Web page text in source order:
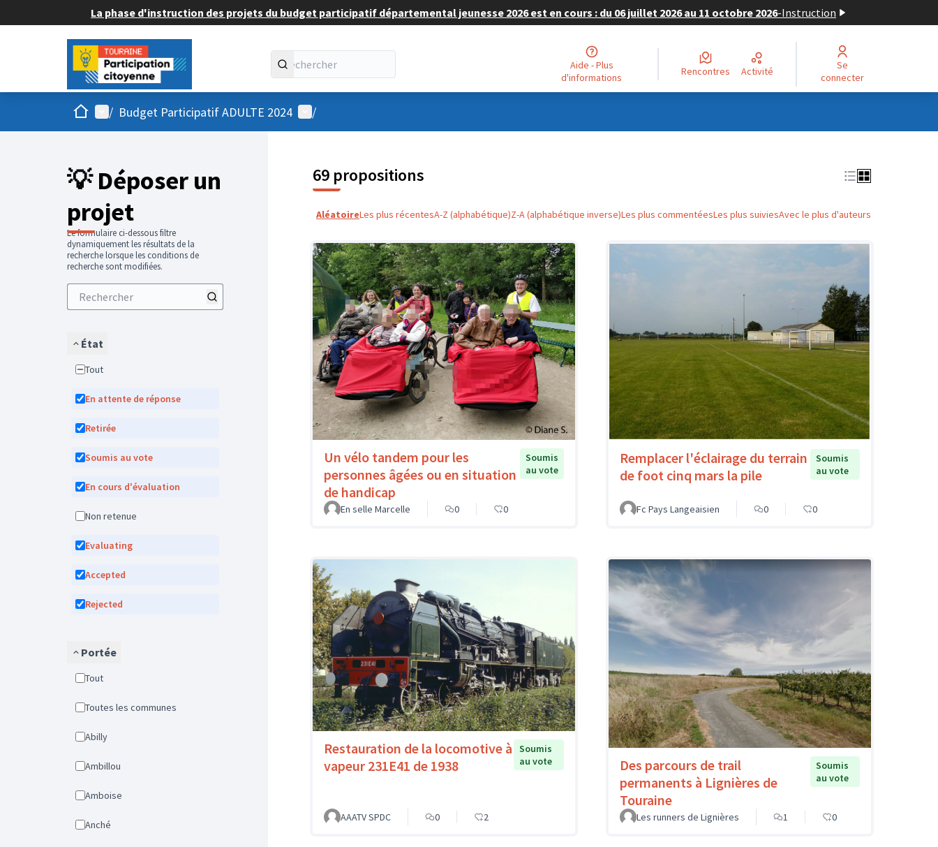
La phase d'instruction des projets du budget participatif départemental jeunesse 2026 est en cours : du 06 juillet 2026 au 11 octobre 2026-Instruction
Aide - Plus
d'informations
Rencontres Activité
Se
connecter
AccueilMenu principal
/ Budget Participatif ADULTE 2024 Menu utilisateur
/
💡 Déposer un
projet
Le formulaire ci-dessous filtre
dynamiquement les résultats de la
recherche lorsque les conditions de
recherche sont modifiées.
État
Tout
En attente de réponse
Retirée
Soumis au vote
En cours d'évaluation
Non retenue
Evaluating
Accepted
Rejected
Portée
Tout
Toutes les communes
Abilly
Ambillou
Amboise
Anché
69 propositions
AléatoireLes plus récentesA-Z (alphabétique)Z-A (alphabétique inverse)Les plus commentéesLes plus suiviesAvec le plus d'auteurs
Un vélo tandem pour les
personnes âgées ou en situation
de handicap
Soumis
au vote
En selle Marcelle 0 0
Remplacer l'éclairage du terrain
de foot cinq mars la pile
Soumis
au vote
Fc Pays Langeaisien 0 0
Restauration de la locomotive à
vapeur 231E41 de 1938
Soumis
au vote
AAATV SPDC 0 2
Des parcours de trail
permanents à Lignières de
Touraine
Soumis
au vote
Les runners de Lignières 1 0